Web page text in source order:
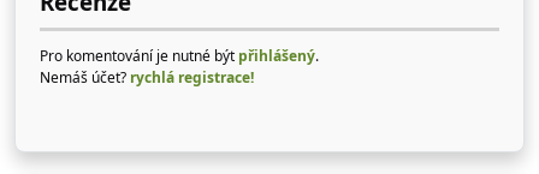
Pro komentování je nutné být přihlášený.
Nemáš účet? rychlá registrace!